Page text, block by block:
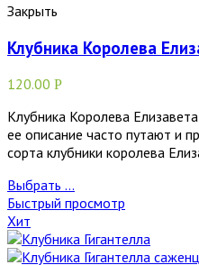
Закрыть
Клубника Королева
120.00 Р
Клубника Королева
ее описание часто путают и
сорта клубники королева
Выбрать ...
Быстрый просмотр
Хит